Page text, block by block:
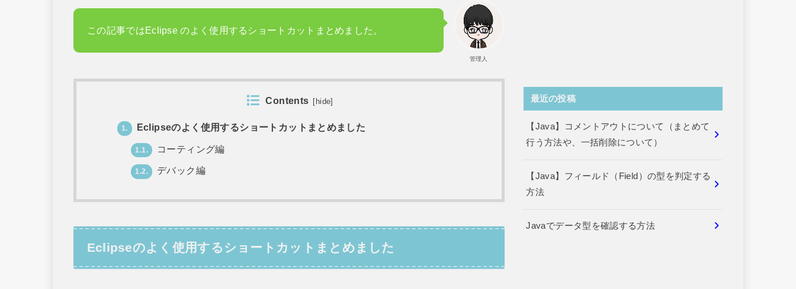
管理人
この記事ではEclipse のよく使用するショートカットまとめました。
Contents hide
1. Eclipseのよく使用するショートカットまとめました
1.1. コーティング編
1.2. デバック編
Eclipseのよく使用するショートカットまとめました
最近の投稿
【Java】コメントアウトについて（まとめて
行う方法や、一括削除について）
【Java】フィールド（Field）の型を判定する
方法
Javaでデータ型を確認する方法